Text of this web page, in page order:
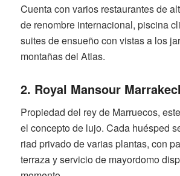
Cuenta con varios restaurantes de
de renombre internacional, piscina
suites de ensueño con vistas a los
montañas del Atlas.
2. Royal Mansour
Propiedad del rey de Marruecos,
el concepto de lujo. Cada huésped
riad privado de varias plantas, con
terraza y servicio de mayordomo